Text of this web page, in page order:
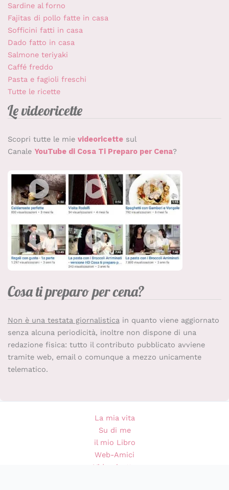
Sardine al forno
Fajitas di pollo fatte in casa
Sofficini fatti in casa
Dado fatto in casa
Salmone teriyaki
Caffé freddo
Pasta e fagioli freschi
Tutte le ricette
Le videoricette
Scopri tutte le mie videoricettesul
Canale YouTube di Cosa Ti Preparo per Cena?
Cosa ti preparo per cena?
Non è una testata giornalistica in quanto viene aggiornato
senza alcuna periodicità, inoltre non dispone di una
redazione fisica: tutto il contributo pubblicato avviene
tramite web, email o comunque a mezzo unicamente
telematico.
La mia vita
Su di me
il mio Libro
Web-Amici
Videoricette